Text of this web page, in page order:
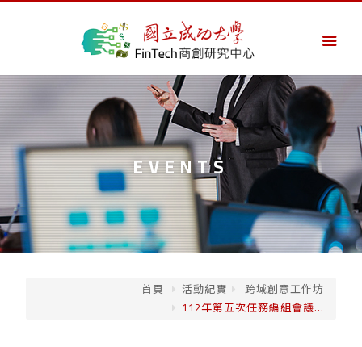
EVENTS
首頁 活動紀實
跨域創意工作坊
112年第五次任務編組會議...